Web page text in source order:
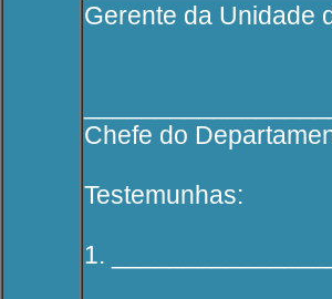
Gerente da Unidade
Chefe do
Testemunhas:
1.